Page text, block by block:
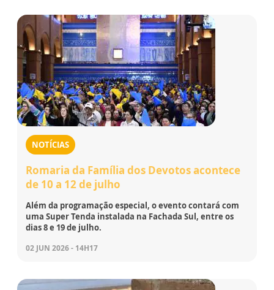
NOTÍCIAS
Romaria da Família dos Devotos acontece
de 10 a 12 de julho
Além da programação especial, o evento contará com
uma Super Tenda instalada na Fachada Sul, entre os
dias 8 e 19 de julho.
02 JUN 2026 - 14H17